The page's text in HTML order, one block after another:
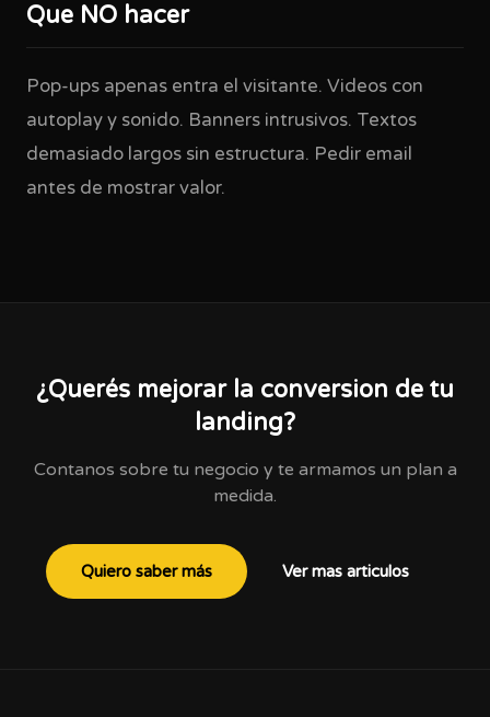
Que NO hacer
Pop-ups apenas entra el visitante. Videos con
autoplay y sonido. Banners intrusivos. Textos
demasiado largos sin estructura. Pedir email
antes de mostrar valor.
¿Querés mejorar la conversion de tu
landing?
Contanos sobre tu negocio y te armamos un plan a
medida.
Quiero saber más Ver mas articulos